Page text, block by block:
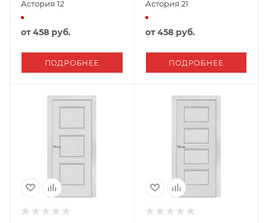
Астория 12
от458 руб.
ПОДРОБНЕЕ
Астория 21
от458 руб.
ПОДРОБНЕЕ